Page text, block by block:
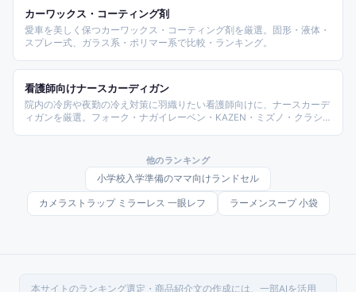
カーワックス・コーティング剤
愛車を美しく保つカーワックス・コーティング剤を厳選。固形・液体・
スプレー式、ガラス系・ポリマー系で比較・ランキング。
看護師向けナースカーディガン
院内の冷房や夜勤の冷え対策に羽織りたい看護師向けに、ナースカーデ
ィガンを厳選。フォーク・ナガイレーベン・KAZEN・ミズノ・クラシ
のしやすさを基準にまとめています。
他のランキング
小学校入学準備のママ向けランドセル
カメラストラップ ミラーレス 一眼レフ ラーメンスープ 小袋
本サイトのランキング選定・商品紹介文の作成には、一部AIを活用